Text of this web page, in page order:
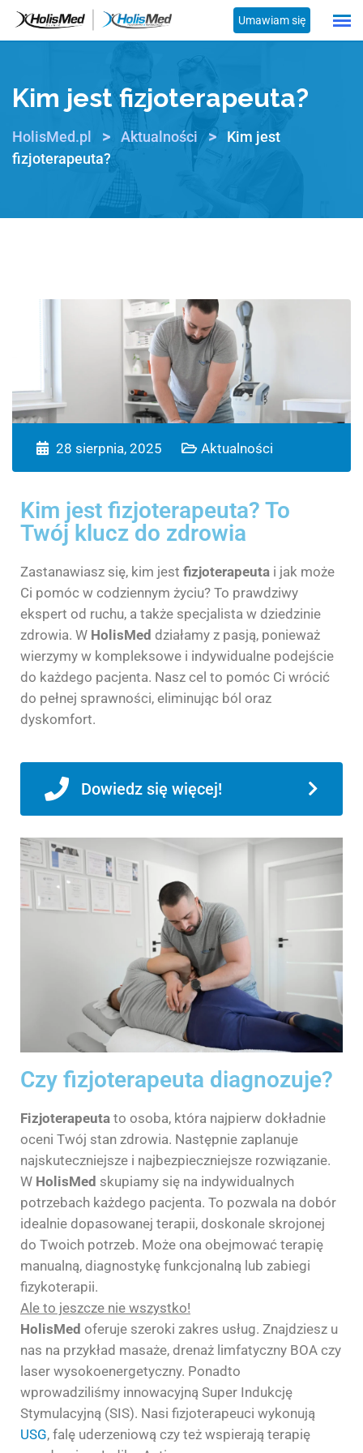
Umawiam się
Kim jest fizjoterapeuta?
HolisMed.pl > Aktualności >
Kim jest
fizjoterapeuta?
28 sierpnia, 2025 Aktualności
Kim jest fizjoterapeuta? To
Twój klucz do zdrowia
Zastanawiasz się, kim jest fizjoterapeuta i jak może
Ci pomóc w codziennym życiu? To prawdziwy
ekspert od ruchu, a także specjalista w dziedzinie
zdrowia. W HolisMed działamy z pasją, ponieważ
wierzymy w kompleksowe i indywidualne podejście
do każdego pacjenta. Nasz cel to pomóc Ci wrócić
do pełnej sprawności, eliminując ból oraz
dyskomfort.
Dowiedz się więcej!
Czy fizjoterapeuta diagnozuje?
Fizjoterapeuta to osoba, która najpierw dokładnie
oceni Twój stan zdrowia. Następnie zaplanuje
najskuteczniejsze i najbezpieczniejsze rozwiązanie.
W HolisMed skupiamy się na indywidualnych
potrzebach każdego pacjenta. To pozwala na dobór
idealnie dopasowanej terapii, doskonale skrojonej
do Twoich potrzeb. Może ona obejmować terapię
manualną, diagnostykę funkcjonalną lub zabiegi
fizykoterapii.
Ale to jeszcze nie wszystko!
HolisMed oferuje szeroki zakres usług. Znajdziesz u
nas na przykład masaże, drenaż limfatyczny BOA czy
laser wysokoenergetyczny. Ponadto
wprowadziliśmy innowacyjną Super Indukcję
Stymulacyjną (SIS). Nasi fizjoterapeuci wykonują
USG, falę uderzeniową czy też wspierają terapię